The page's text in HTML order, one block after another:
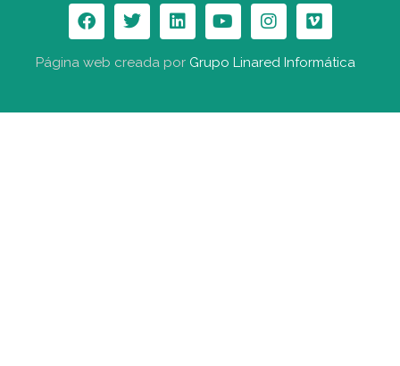
Página web creada por Grupo Linared Informática